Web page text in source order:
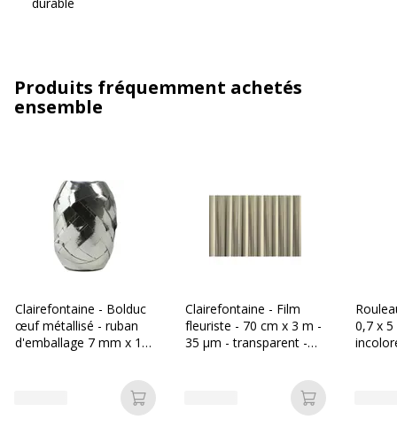
Produits fréquemment achetés
ensemble
Clairefontaine - Bolduc
œuf métallisé - ruban
d'emballage 7 mm x 10
Ajouter au panier
Clairefontaine - Film
fleuriste - 70 cm x 3 m -
35 µm - transparent -
Ajouter au
0,7 x